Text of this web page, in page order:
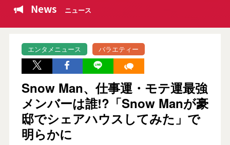
News ニュース
エンタメニュース バラエティー
Snow Man、仕事運・モテ運最強
メンバーは誰!?「Snow Manが豪
邸でシェアハウスしてみた」で
明らかに